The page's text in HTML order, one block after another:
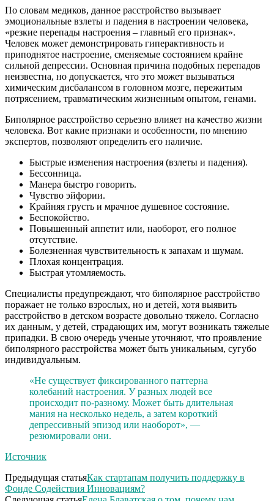
По словам медиков, данное расстройство вызывает
эмоциональные взлеты и падения в настроении человека,
«резкие перепады настроения – главный его признак».
Человек может демонстрировать гиперактивность и
приподнятое настроение, сменяемые состоянием крайне
сильной депрессии. Основная причина подобных перепадов
неизвестна, но допускается, что это может вызываться
химическим дисбалансом в головном мозге, пережитым
потрясением, травматическим жизненным опытом, генами.
Биполярное расстройство серьезно влияет на качество жизни
человека. Вот какие признаки и особенности, по мнению
экспертов, позволяют определить его наличие.
Быстрые изменения настроения (взлеты и падения).
Бессонница.
Манера быстро говорить.
Чувство эйфории.
Крайняя грусть и мрачное душевное состояние.
Беспокойство.
Повышенный аппетит или, наоборот, его полное
отсутствие.
Болезненная чувствительность к запахам и шумам.
Плохая концентрация.
Быстрая утомляемость.
Специалисты предупреждают, что биполярное расстройство
поражает не только взрослых, но и детей, хотя выявить
расстройство в детском возрасте довольно тяжело. Согласно
их данным, у детей, страдающих им, могут возникать тяжелые
припадки. В свою очередь ученые уточняют, что проявление
биполярного расстройства может быть уникальным, сугубо
индивидуальным.
«Не существует фиксированного паттерна
колебаний настроения. У разных людей все
происходит по-разному. Может быть длительная
мания на несколько недель, а затем короткий
депрессивный эпизод или наоборот», —
резюмировали они.
Источник
Предыдущая статьяКак стартапам получить поддержку в
Фонде Содействия Инновациям?